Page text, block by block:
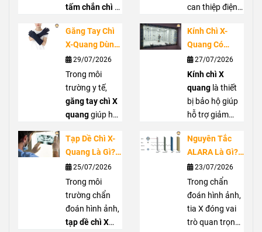
tấm chắn chì di
pháp hỗ trợ che
chắn bức xạ
hiệu quả, góp
phần giảm
nguy cơ phơi
nhiễm cho
nhân viên y tế
quanh. Với
thiết kế linh
hoạt, dễ di
chuyển,màn
chắn chì di
động phù hợp
sử dụng tại
can thiệp điện
phẫu thuật C-
arm, nhân viên
y tế có thể tiếp
xúc với bức xạ
tán xạ từ tia X.
Cổ chì X quang
giúp che chắn
bảo vệ tuyến
giáp khi làm
việc gần nguồn
phát. Bài viết
sẽ giúp bạn
hiểu rõ vai trò,
trường hợp nên
Găng Tay Chì
X-Quang Dùng
Trong Trường
Hợp Nào?
Hướng Dẫn
Lựa Chọn Đúng
29/07/2026
Trong môi
trường y tế,
găng tay chì X
quanggiúp hỗ
nhiễm bức xạ
cho bàn tay khi
làm việc gần
nguồn tia X,
đặc biệt tại
phòng can
thiệp hoặc
Kính Chì X-
Quang Có
Thực Sự Cần
Thiết? Khi Nào
Nên Sử Dụng?
27/07/2026
Kính chì X
quanglà thiết
bị bảo hộ giúp
hỗ trợ giảm
xạ cho mắt
trong môi
trường làm việc
với tia X. Bài
viết sẽ giúp bạn
hiểu rõ công
dụng, khi nào
Tạp Dề Chì X-
Quang Là Gì?
Khi Nào Nên
Sử Dụng Và
Cách Lựa Chọn
25/07/2026
Trong môi
trường chẩn
đoán hình ảnh,
tạp dề chì X
Nguyên Tắc
ALARA Là Gì?
Cách Giảm
Liều Chiếu
Trong Chẩn
Đoán Hình Ảnh
23/07/2026
Trong chẩn
đoán hình ảnh,
tia X đóng vai
trò quan trọng